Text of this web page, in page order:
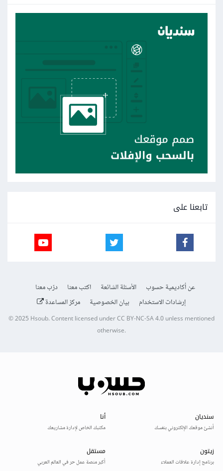
تابعنا على
عن أكاديمية حسوب الأسئلة الشائعة اكتب معنا
درّب معنا
إرشادات الاستخدام
بيان الخصوصية مركز المساعدة
© 2025Hsoub.Content licensed underCC BY-NC-SA 4.0unless mentioned
otherwise.